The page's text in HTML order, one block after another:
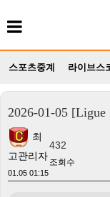
스포츠중계 라이브스
2026-01-05
최
고관리자
01.05 01:15
432
조회수